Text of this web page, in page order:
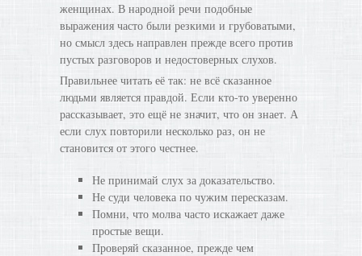
женщинах. В народной речи подобные
выражения часто были резкими и грубоватыми,
но смысл здесь направлен прежде всего против
пустых разговоров и недостоверных слухов.
Правильнее читать её так: не всё сказанное
людьми является правдой. Если кто-то уверенно
рассказывает, это ещё не значит, что он знает. А
если слух повторили несколько раз, он не
становится от этого честнее.
Не принимай слух за доказательство.
Не суди человека по чужим пересказам.
Помни, что молва часто искажает даже
простые вещи.
Проверяй сказанное, прежде чем